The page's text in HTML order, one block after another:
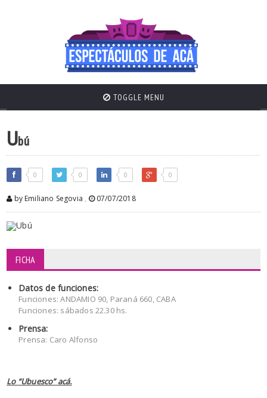
TOGGLE MENU
Ubú
0 0 0 0
by Emiliano Segovia , 07/07/2018
FICHA
Datos de funciones:
Funciones: ANDAMIO 90, Paraná 660, CABA
Funciones: sábados 22.30 hs.
Prensa:
Prensa: Caro Alfonso
Lo “Ubuesco” acá.